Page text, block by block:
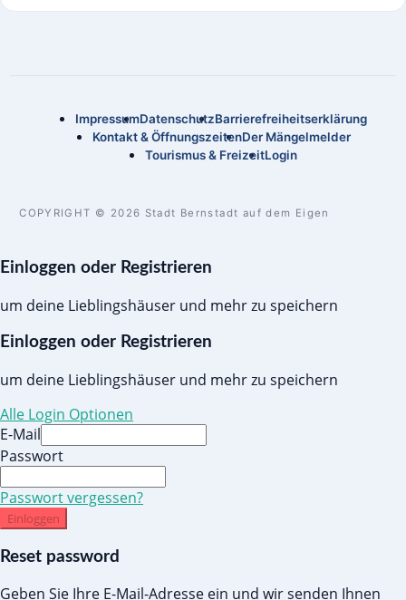
ImpressumDatenschutzBarrierefreiheitserklärung
Kontakt & ÖffnungszeitenDer Mängelmelder
Tourismus & FreizeitLogin
COPYRIGHT © 2026 Stadt Bernstadt auf dem Eigen
Einloggen oder Registrieren
um deine Lieblingshäuser und mehr zu speichern
Einloggen oder Registrieren
um deine Lieblingshäuser und mehr zu speichern
Alle Login Optionen
E-Mail
Passwort
Passwort vergessen?
Einloggen
Reset password
Geben Sie Ihre E-Mail-Adresse ein und wir senden Ihnen